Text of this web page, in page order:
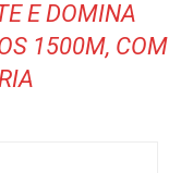
E DOMINA
1500M, COM